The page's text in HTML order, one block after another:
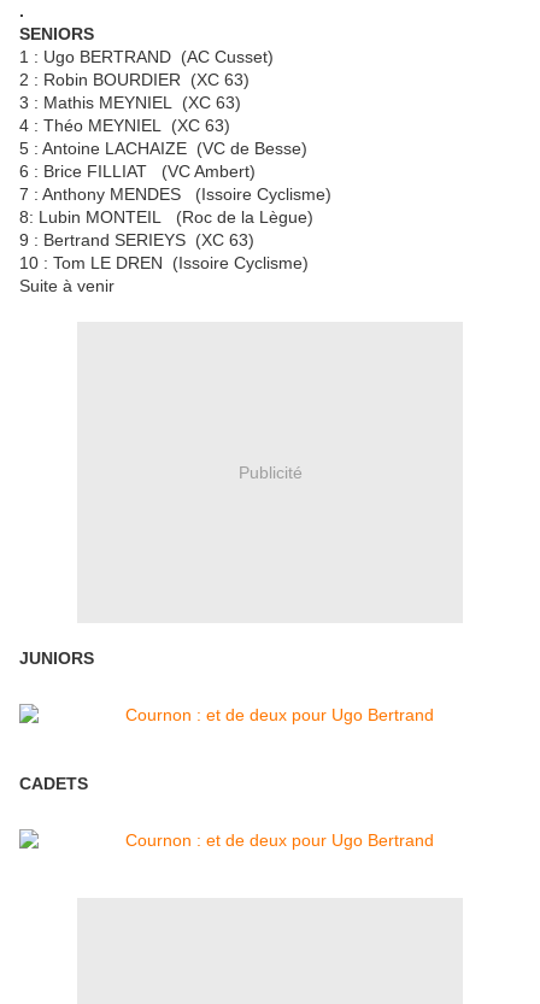
.
SENIORS
1 : Ugo BERTRAND (AC Cusset)
2 : Robin BOURDIER (XC 63)
3 : Mathis MEYNIEL (XC 63)
4 : Théo MEYNIEL (XC 63)
5 : Antoine LACHAIZE (VC de Besse)
6 : Brice FILLIAT (VC Ambert)
7 : Anthony MENDES (Issoire Cyclisme)
8: Lubin MONTEIL (Roc de la Lègue)
9 : Bertrand SERIEYS (XC 63)
10 : Tom LE DREN (Issoire Cyclisme)
Suite à venir
Publicité
JUNIORS
CADETS